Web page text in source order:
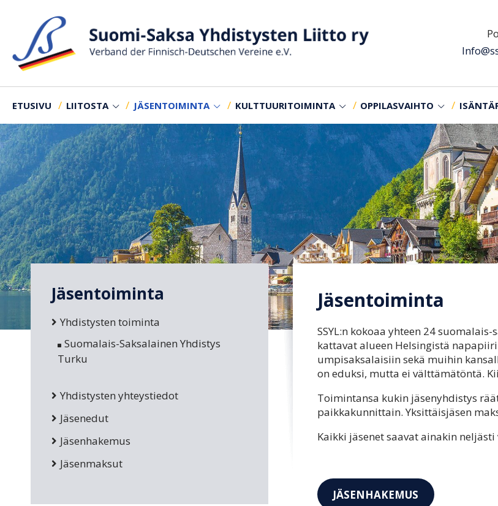
ETUSIVU LIITOSTA JÄSENTOIMINTA KULTTUURITOIMINTA OPPILASVAIHTO
Jäsentoiminta
Yhdistysten toiminta
Suomalais-Saksalainen Yhdistys
Turku
Yhdistysten yhteystiedot
Jäsenedut
Jäsenhakemus
Jäsenmaksut
Jäsentoiminta
SSYL:n kokoaa yhteen 24
kattavat alueen Helsingistä
umpisaksalaisiin sekä muihin
on eduksi, mutta ei välttämätöntä.
Toimintansa kukin jäsenyhdistys
paikkakunnittain. Yksittäisjäsen
Kaikki jäsenet saavat ainakin
JÄSENHAKEMUS